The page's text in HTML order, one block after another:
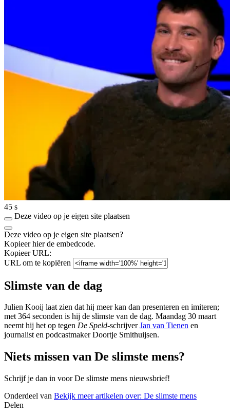
45 s
Deze video op je eigen site plaatsen
Deze video op je eigen site plaatsen?
Kopieer hier de embedcode.
Kopieer URL:
URL om te kopiëren
Slimste van de dag
Julien Kooij laat zien dat hij meer kan dan presenteren en imiteren;
met 364 seconden is hij de slimste van de dag. Maandag 30 maart
neemt hij het op tegen De Speld-schrijverJan van Tienen en
journalist en podcastmaker Doortje Smithuijsen.
Niets missen van De slimste mens?
Schrijf je dan in voor De slimste mens nieuwsbrief!
Onderdeel van Bekijk meer artikelen over: De slimste mens
Delen